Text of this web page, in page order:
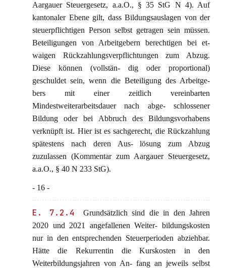
Aargauer Steuergesetz, a.a.O., § 35 StG N 4). Auf
kantonaler Ebene gilt, dass Bildungsauslagen von der
steuerpflichtigen Person selbst getragen sein müssen.
Beteiligungen von Arbeitgebern berechtigen bei et-
waigen Rückzahlungsverpflichtungen zum Abzug.
Diese können (vollstän- dig oder proportional)
geschuldet sein, wenn die Beteiligung des Arbeitge-
bers mit einer zeitlich vereinbarten
Mindestweiterarbeitsdauer nach abge- schlossener
Bildung oder bei Abbruch des Bildungsvorhabens
verknüpft ist. Hier ist es sachgerecht, die Rückzahlung
spätestens nach deren Aus- lösung zum Abzug
zuzulassen (Kommentar zum Aargauer Steuergesetz,
a.a.O., § 40 N 233 StG).
- 16 -
E. 7.2.4
Grundsätzlich sind die in den Jahren
2020 und 2021 angefallenen Weiter- bildungskosten
nur in den entsprechenden Steuerperioden abziehbar.
Hätte die Rekurrentin die Kurskosten in den
Weiterbildungsjahren von An- fang an jeweils selbst